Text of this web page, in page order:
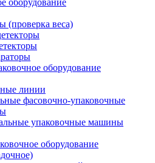
оборудование
(проверка веса)
оборудование
линии
фасовочно-упаковочные
упаковочные машины
оборудование